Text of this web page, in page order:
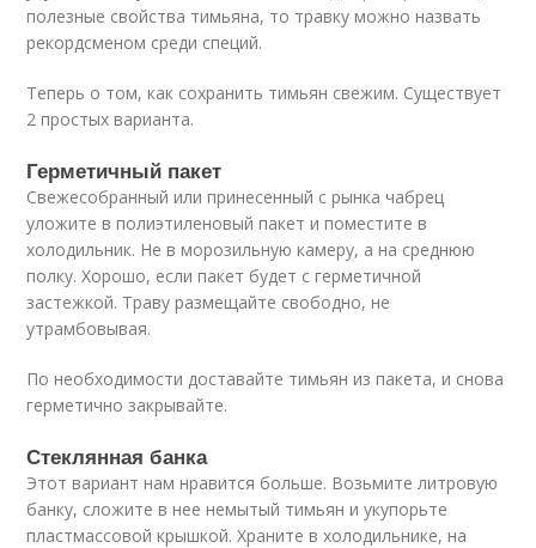
полезные свойства тимьяна, то травку можно назвать
рекордсменом среди специй.
Теперь о том, как сохранить тимьян свежим. Существует
2 простых варианта.
Герметичный пакет
Свежесобранный или принесенный с рынка чабрец
уложите в полиэтиленовый пакет и поместите в
холодильник. Не в морозильную камеру, а на среднюю
полку. Хорошо, если пакет будет с герметичной
застежкой. Траву размещайте свободно, не
утрамбовывая.
По необходимости доставайте тимьян из пакета, и снова
герметично закрывайте.
Стеклянная банка
Этот вариант нам нравится больше. Возьмите литровую
банку, сложите в нее немытый тимьян и укупорьте
пластмассовой крышкой. Храните в холодильнике, на